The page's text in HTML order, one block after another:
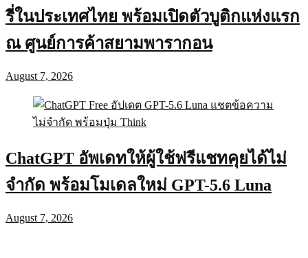
รี่ในประเทศไทย พร้อมเปิดตัวบูติกแห่งแรก
ณ ศูนย์การค้าสยามพารากอน
August 7, 2026
ChatGPT อัพเดทให้ผู้ใช้ฟรีแชทคุยได้ไม่
จำกัด พร้อมโมเดลใหม่ GPT-5.6 Luna
August 7, 2026